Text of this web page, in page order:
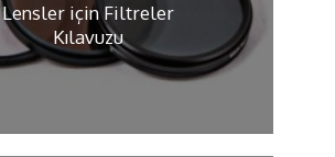
Lensler için Filtreler
Kılavuzu